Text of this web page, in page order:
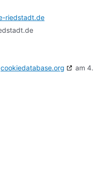
riedstadt.de
cookiedatabase.org
am 4.